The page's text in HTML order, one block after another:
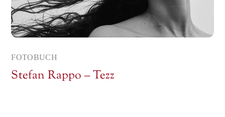
FOTOBUCH
Stefan Rappo – Tezz